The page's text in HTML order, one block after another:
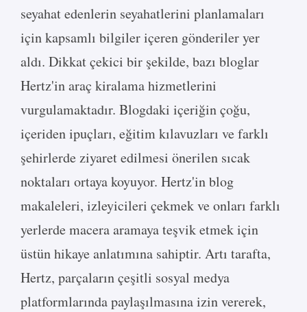
seyahat edenlerin seyahatlerini planlamaları
için kapsamlı bilgiler içeren gönderiler yer
aldı. Dikkat çekici bir şekilde, bazı bloglar
Hertz'in araç kiralama hizmetlerini
vurgulamaktadır. Blogdaki içeriğin çoğu,
içeriden ipuçları, eğitim kılavuzları ve farklı
şehirlerde ziyaret edilmesi önerilen sıcak
noktaları ortaya koyuyor. Hertz'in blog
makaleleri, izleyicileri çekmek ve onları farklı
yerlerde macera aramaya teşvik etmek için
üstün hikaye anlatımına sahiptir. Artı tarafta,
Hertz, parçaların çeşitli sosyal medya
platformlarında paylaşılmasına izin vererek,